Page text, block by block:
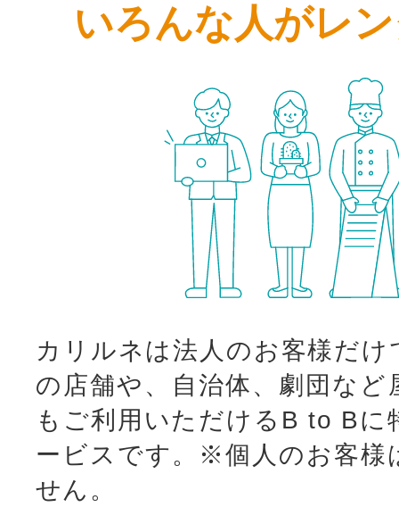
いろんな人がレ
カリルネは法人のお客様だ
の店舗や、自治体、劇団な
もご利用いただけるB to Bに
ービスです。
※個人のお客様
せん。